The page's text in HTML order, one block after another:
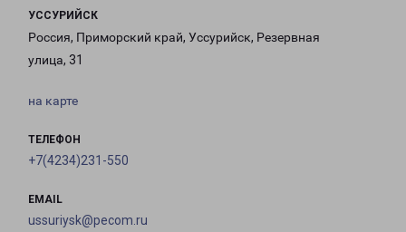
УССУРИЙСК
Россия, Приморский край, Уссурийск, Резервная
улица, 31
на карте
ТЕЛЕФОН
+7(4234)231-550
EMAIL
ussuriysk@pecom.ru